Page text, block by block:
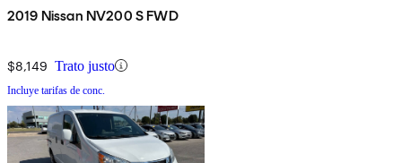
2019 Nissan NV200 S FWD
$8,149 Trato justo
Incluye tarifas de conc.